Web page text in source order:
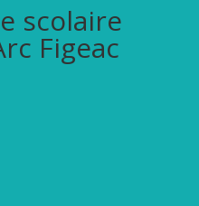
scolaire
Figeac